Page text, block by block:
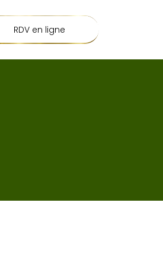
RDV en ligne